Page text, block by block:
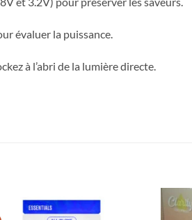
évaluer la puissance.
à l’abri de la lumière directe.